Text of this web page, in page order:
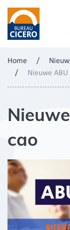
Home /
/
Nieuwe
cao